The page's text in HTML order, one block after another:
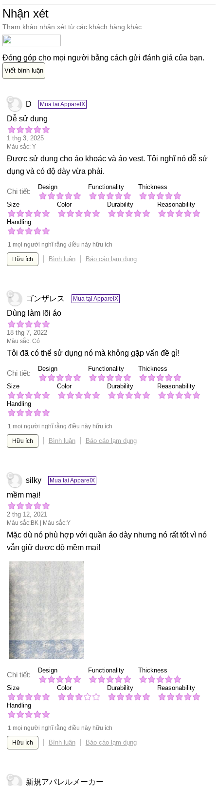
Nhận xét
Tham khảo nhận xét từ các khách hàng khác.
Đóng góp cho mọi người bằng cách gửi đánh giá của bạn.
Viết bình luận
D Mua tại ApparelX
Dễ sử dụng
1 thg 3, 2025
Màu sắc: Y
Được sử dụng cho áo khoác và áo vest. Tôi nghĩ nó dễ sử
dụng và có độ dày vừa phải.
Chi tiết:
Design Functionality Thickness
Size Color Durability Reasonability
Handling
1 mọi người nghĩ rằng điều này hữu ích
Hữu ích Bình luận Báo cáo lạm dụng
ゴンザレス Mua tại ApparelX
Dùng làm lõi áo
18 thg 7, 2022
Màu sắc: Có
Tôi đã có thể sử dụng nó mà không gặp vấn đề gì!
Chi tiết:
Design Functionality Thickness
Size Color Durability Reasonability
Handling
1 mọi người nghĩ rằng điều này hữu ích
Hữu ích Bình luận Báo cáo lạm dụng
silky Mua tại ApparelX
mềm mại!
2 thg 12, 2021
Màu sắc:BK | Màu sắc:Y
Mặc dù nó phù hợp với quần áo dày nhưng nó rất tốt vì nó
vẫn giữ được độ mềm mại!
Chi tiết:
Design Functionality Thickness
Size Color Durability Reasonability
Handling
1 mọi người nghĩ rằng điều này hữu ích
Hữu ích Bình luận Báo cáo lạm dụng
新規アパレルメーカー